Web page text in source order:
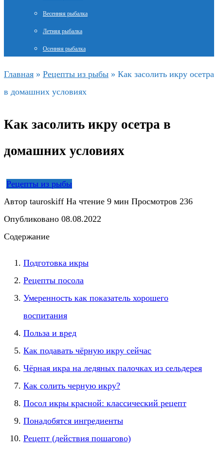
Весенняя рыбалка
Летняя рыбалка
Осенняя рыбалка
Главная » Рецепты из рыбы » Как засолить икру осетра
в домашних условиях
Как засолить икру осетра в
домашних условиях
Рецепты из рыбы
Автор tauroskiff На чтение 9 мин Просмотров 236
Опубликовано 08.08.2022
Содержание
Подготовка икры
Рецепты посола
Умеренность как показатель хорошего
воспитания
Польза и вред
Как подавать чёрную икру сейчас
Чёрная икра на ледяных палочках из сельдерея
Как солить черную икру?
Посол икры красной: классический рецепт
Понадобятся ингредиенты
Рецепт (действия пошагово)